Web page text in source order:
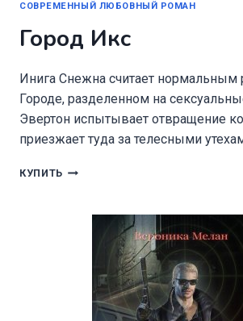
СОВРЕМЕННЫЙ ЛЮБОВНЫЙ РОМАН
Город Икс
Инига Снежна считает нормальным
Городе, разделенном на
Эвертон испытывает отвращение
приезжает туда за телесными
КУПИТЬ ГОРОД